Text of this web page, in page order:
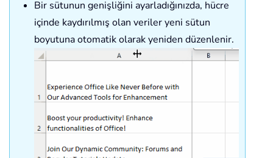
Bir sütunun genişliğini ayarladığınızda, hücre
içinde kaydırılmış olan veriler yeni sütun
boyutuna otomatik olarak yeniden düzenlenir.